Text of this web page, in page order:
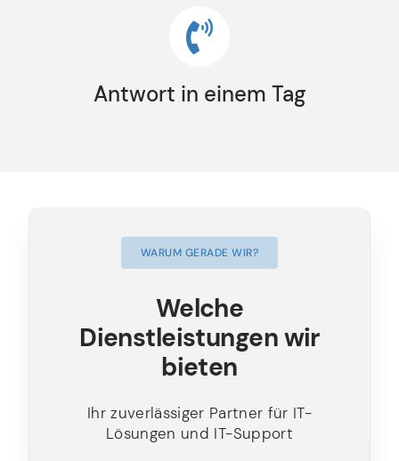
Antwort in einem Tag
WARUM GERADE WIR?
Welche
Dienstleistungen wir
bieten
Ihr zuverlässiger Partner für IT-
Lösungen und IT-Support